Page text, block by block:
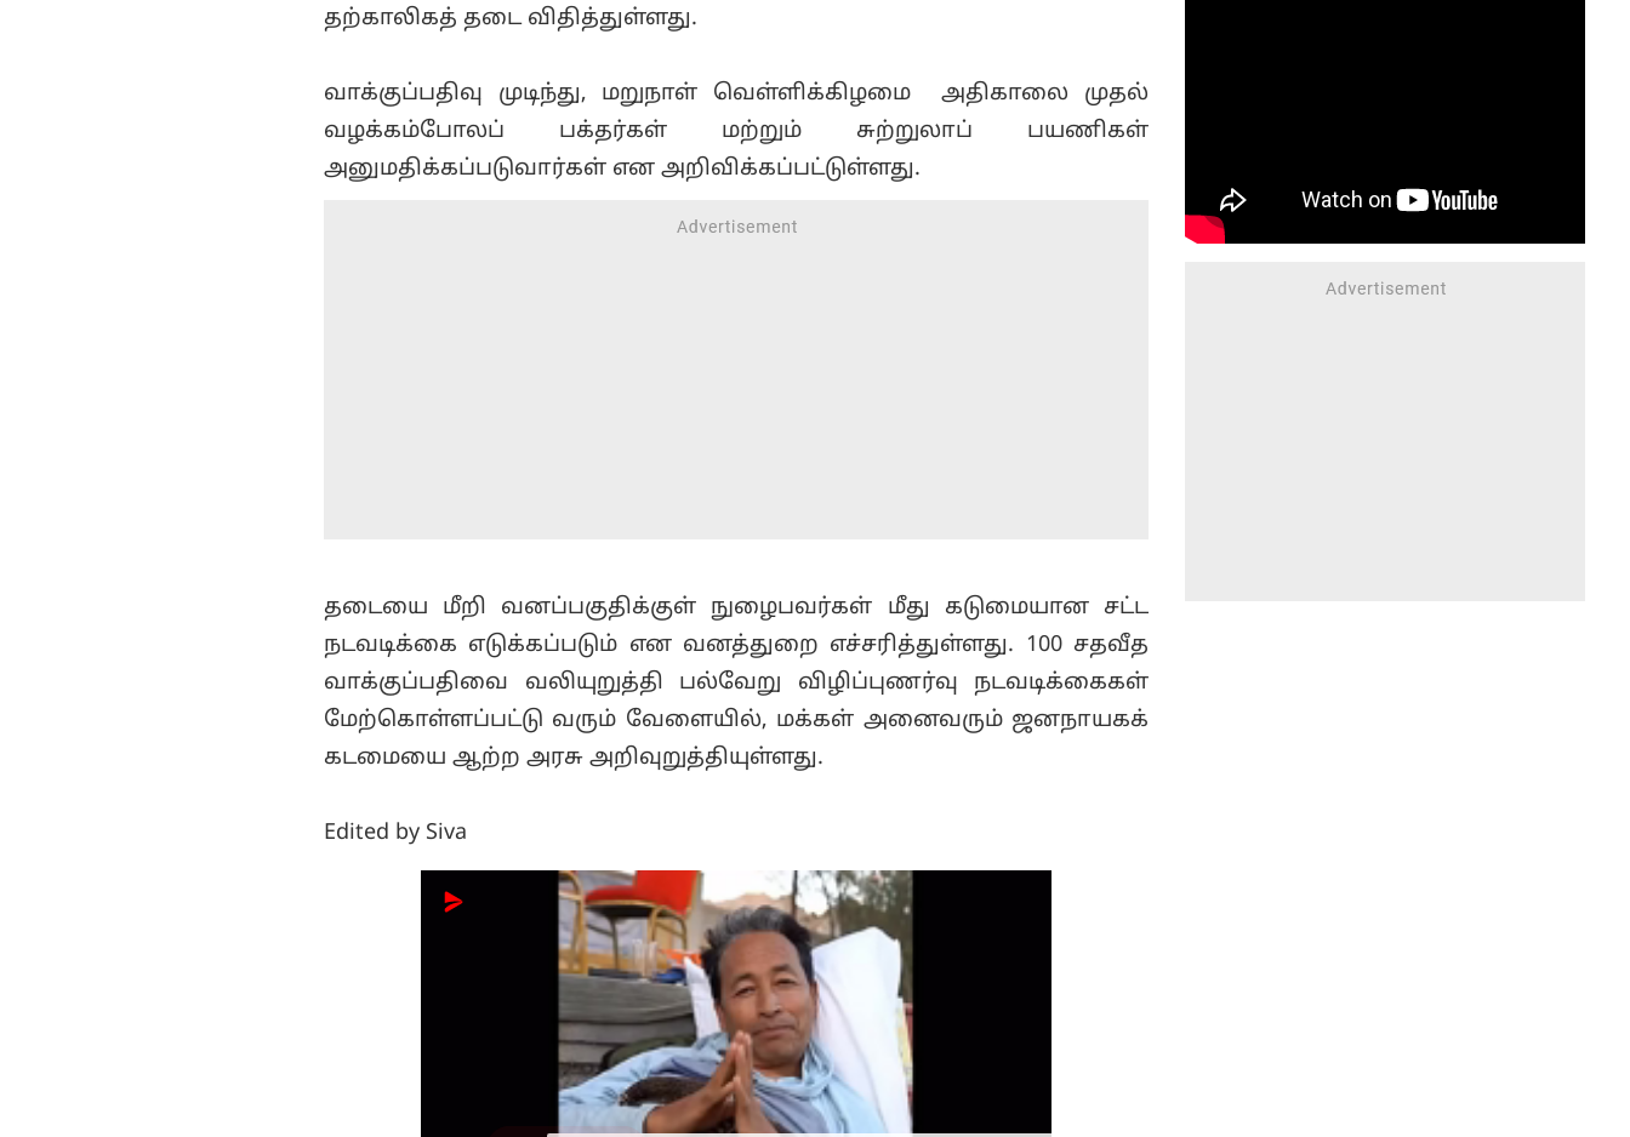
தற்காலிகத் தடை விதித்துள்ளது.
வாக்குப்பதிவு முடிந்து, மறுநாள் வெள்ளிக்கிழமை அதிகாலை முதல்
வழக்கம்போலப் பக்தர்கள் மற்றும் சுற்றுலாப் பயணிகள்
அனுமதிக்கப்படுவார்கள் என அறிவிக்கப்பட்டுள்ளது.
தடையை மீறி வனப்பகுதிக்குள் நுழைபவர்கள் மீது கடுமையான சட்ட
நடவடிக்கை எடுக்கப்படும் என வனத்துறை எச்சரித்துள்ளது. 100 சதவீத
வாக்குப்பதிவை வலியுறுத்தி பல்வேறு விழிப்புணர்வு நடவடிக்கைகள்
மேற்கொள்ளப்பட்டு வரும் வேளையில், மக்கள் அனைவரும் ஜனநாயகக்
கடமையை ஆற்ற அரசு அறிவுறுத்தியுள்ளது.
Edited by Siva